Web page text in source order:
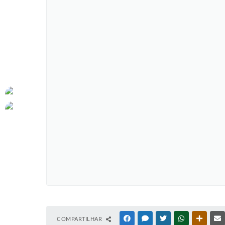
COMPARTILHAR FACEBOOKMESSENGER
TWITTERWHATSAPP